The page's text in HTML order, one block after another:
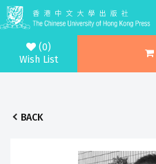
(0)
Wish List
BACK